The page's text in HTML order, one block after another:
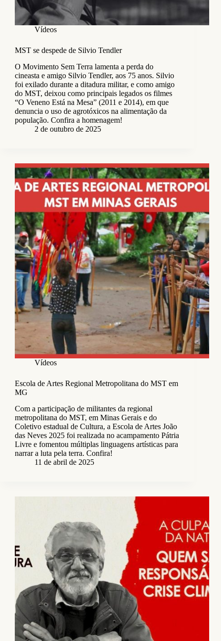
Vídeos
MST se despede de Silvio Tendler
O Movimento Sem Terra lamenta a perda do
cineasta e amigo Silvio Tendler, aos 75 anos. Silvio
foi exilado durante a ditadura militar, e como amigo
do MST, deixou como principais legados os filmes
“O Veneno Está na Mesa” (2011 e 2014), em que
denuncia o uso de agrotóxicos na alimentação da
população. Confira a homenagem!
2 de outubro de 2025
Vídeos
Escola de Artes Regional Metropolitana do MST em
MG
Com a participação de militantes da regional
metropolitana do MST, em Minas Gerais e do
Coletivo estadual de Cultura, a Escola de Artes João
das Neves 2025 foi realizada no acampamento Pátria
Livre e fomentou múltiplas linguagens artísticas para
narrar a luta pela terra. Confira!
11 de abril de 2025